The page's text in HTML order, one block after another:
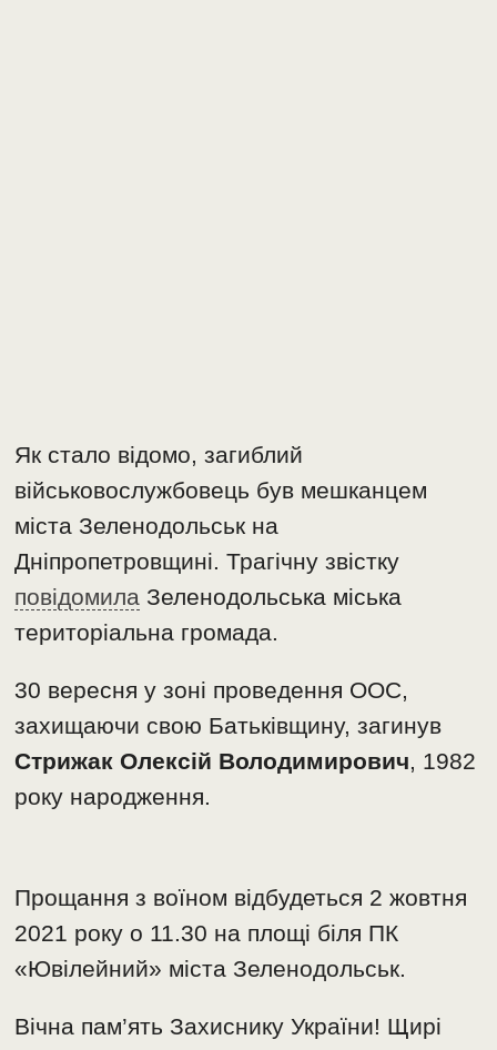
Як стало відомо, загиблий
військовослужбовець був мешканцем
міста Зеленодольськ на
Дніпропетровщині. Трагічну звістку
повідомила Зеленодольська міська
територіальна громада.
30 вересня у зоні проведення ООС,
захищаючи свою Батьківщину, загинув
Стрижак Олексій Володимирович, 1982
року народження.
Прощання з воїном відбудеться 2 жовтня
2021 року о 11.30 на площі біля ПК
«Ювілейний» міста Зеленодольськ.
Вічна пам’ять Захиснику України! Щирі